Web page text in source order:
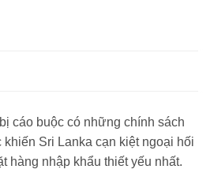
cáo buộc có những chính sách
khiến Sri Lanka cạn kiệt ngoại hối
hàng nhập khẩu thiết yếu nhất.